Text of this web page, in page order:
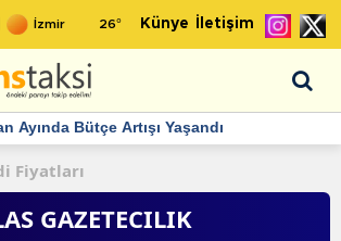
26° Künye İletişim
artan momentum devam ediyor
Fiyatları
GAZETECILIK